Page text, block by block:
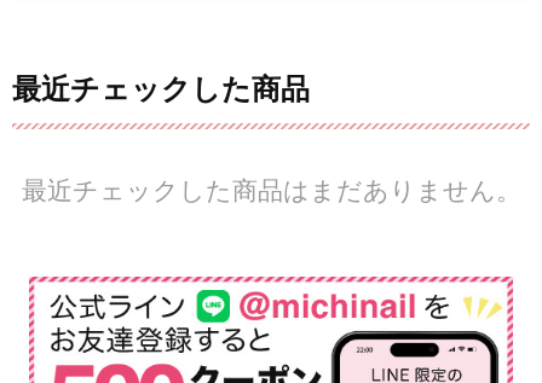
最近チェックした商品
最近チェックした商品はまだありません。